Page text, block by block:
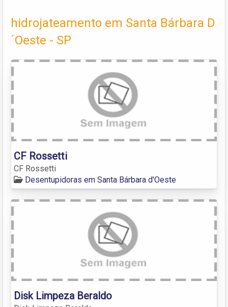
hidrojateamento em Santa Bárbara D
´Oeste - SP
CF Rossetti
CF Rossetti
Desentupidoras em Santa Bárbara d'Oeste
Disk Limpeza Beraldo